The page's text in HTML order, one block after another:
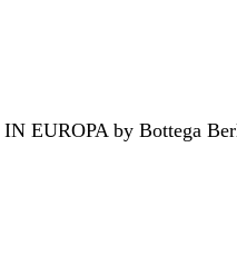
EUROPA by Bottega